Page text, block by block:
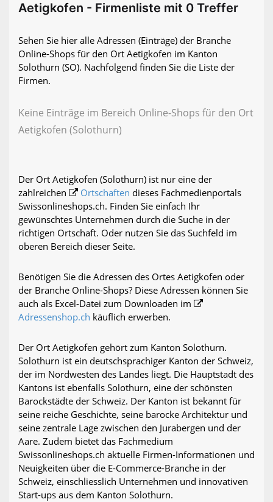
Aetigkofen - Firmenliste mit 0 Treffer
Sehen Sie hier alle Adressen (Einträge) der Branche
Online-Shops für den Ort Aetigkofen im Kanton
Solothurn (SO). Nachfolgend finden Sie die Liste der
Firmen.
Keine Einträge im Bereich Online-Shops für den Ort
Aetigkofen (Solothurn)
Der Ort Aetigkofen (Solothurn) ist nur eine der
zahlreichen
Ortschaften dieses Fachmedienportals
Swissonlineshops.ch. Finden Sie einfach Ihr
gewünschtes Unternehmen durch die Suche in der
richtigen Ortschaft. Oder nutzen Sie das Suchfeld im
oberen Bereich dieser Seite.
Benötigen Sie die Adressen des Ortes Aetigkofen oder
der Branche Online-Shops? Diese Adressen können Sie
auch als Excel-Datei zum Downloaden im
Adressenshop.ch käuflich erwerben.
Der Ort Aetigkofen gehört zum Kanton Solothurn.
Solothurn ist ein deutschsprachiger Kanton der Schweiz,
der im Nordwesten des Landes liegt. Die Hauptstadt des
Kantons ist ebenfalls Solothurn, eine der schönsten
Barockstädte der Schweiz. Der Kanton ist bekannt für
seine reiche Geschichte, seine barocke Architektur und
seine zentrale Lage zwischen den Jurabergen und der
Aare. Zudem bietet das Fachmedium
Swissonlineshops.ch aktuelle Firmen-Informationen und
Neuigkeiten über die E-Commerce-Branche in der
Schweiz, einschliesslich Unternehmen und innovativen
Start-ups aus dem Kanton Solothurn.